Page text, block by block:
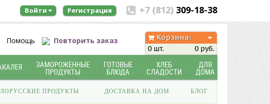
+7 (812) 309-18-38
Войти Регистрация
Помощь Повторить заказ
Корзина:
0 шт.
0 руб.
ЗАМОРОЖЕННЫЕ
ПРОДУКТЫ
ГОТОВЫЕ
БЛЮДА
ХЛЕБ
СЛАДОСТИ
ДЛЯ
ДОМА
ПРОДУКТЫ ДОСТАВКА НА ДОМ БЛОГ